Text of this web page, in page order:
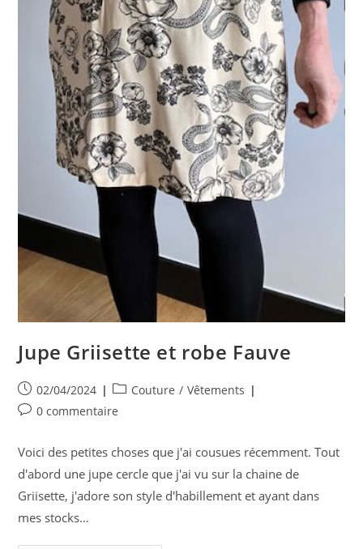
Jupe Griisette et robe Fauve
Publication
publiée :
02/04/2024
Post
category:
Couture / Vêtements
Commentaires
publication :
0 commentaire
Voici des petites choses que j'ai cousues récemment. Tout
d'abord une jupe cercle que j'ai vu sur la chaine de
Griisette, j'adore son style d'habillement et ayant dans
mes stocks…